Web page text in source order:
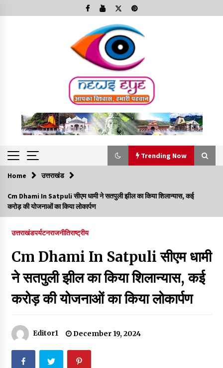
to
Trending Now
Trending Now
Minorities Rights Day : विश्व अल्पसंख्यक अधिकार दिवस
कार्यक्रम में शामिल हुए सीएम,आधुनिक मदरसों का नाम अब्दुल कलाम के नाम
December 18, 2023
Thought Of The Day 7 September
September 7, 2023
Thought Of The Day 6 September
Thought Of The Day 18 May
May 18, 2022
Home उत्तराखंड
Cm Dhami In Satpuli सीएम धामी ने सतपुली झील का किया शिलान्यास, कई
करोड़ की योजनाओं का किया लोकार्पण
उत्तराखंडपर्यटनराजनीतिराष्ट्रीय
Cm Dhami In Satpuli सीएम धामी
ने सतपुली झील का किया शिलान्यास, कई
करोड़ की योजनाओं का किया लोकार्पण
Editor1 December 19, 2024